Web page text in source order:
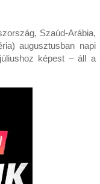
Szaúd-Arábia,
augusztusban napi
képest – áll a